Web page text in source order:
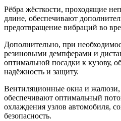
Рёбра жёсткости, проходящие
длине, обеспечивают
предотвращение вибраций во
Дополнительно, при
резиновыми демпферами и
оптимальной посадки к кузову,
надёжность и защиту.
Вентиляционные окна и
обеспечивают оптимальный
охлаждения узлов автомобиля,
безопасность.